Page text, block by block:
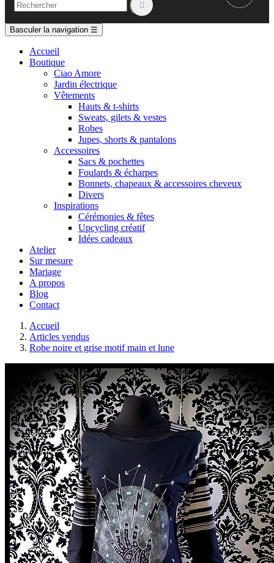

Basculer la navigation ☰
Accueil
Boutique
Ciao Amore
Jardin électrique
Vêtements
Hauts & t-shirts
Sweats, gilets & vestes
Robes
Jupes, shorts & pantalons
Accessoires
Sacs & pochettes
Foulards & écharpes
Bonnets, chapeaux & accessoires cheveux
Divers
Inspirations
Cérémonies & fêtes
Upcycling créatif
Idées cadeaux
Atelier
Sur mesure
Mariage
A propos
Blog
Contact
Accueil
Articles vendus
Robe noire et grise motif main et lune